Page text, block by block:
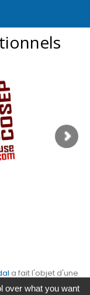
a fait l'objet d'une
sous le numéro
over what you want